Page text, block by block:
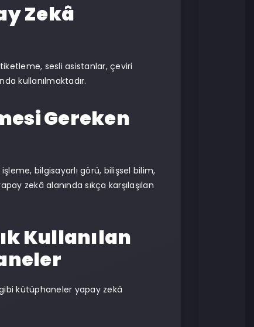
Zekâ
sesli asistanlar, çeviri
kullanılmaktadır.
Gereken
bilgisayarlı görü, bilişsel bilim,
zekâ alanında sıkça karşılaşılan
Kullanılan
kütüphaneler yapay zekâ